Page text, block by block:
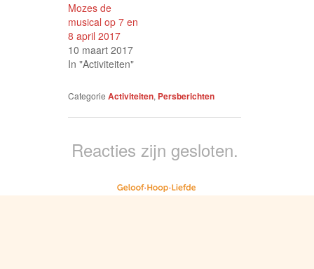
Mozes de
musical op 7 en
8 april 2017
10 maart 2017
In "Activiteiten"
Categorie Activiteiten, Persberichten
Reacties zijn gesloten.